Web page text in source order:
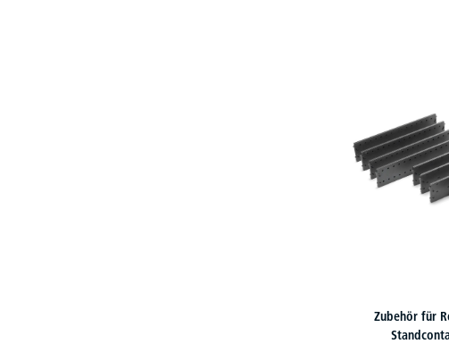
Zubehör für